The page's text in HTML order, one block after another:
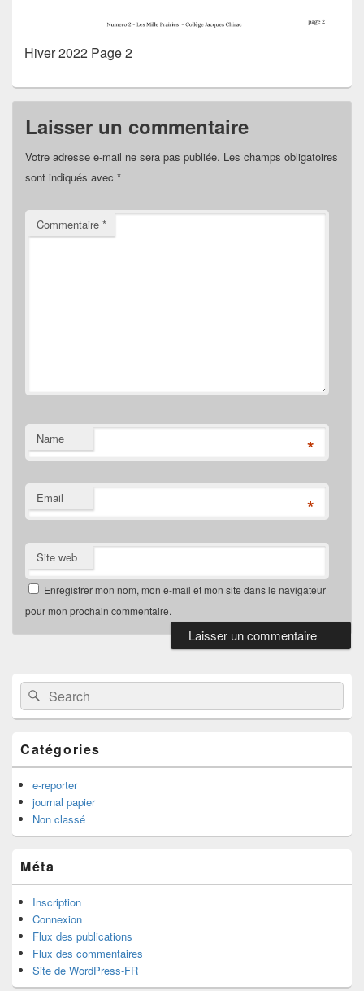
Hiver 2022 Page 2
Laisser un commentaire
Votre adresse e-mail ne sera pas publiée. Les champs obligatoires
sont indiqués avec *
Commentaire *
Name *
Email *
Site web
Enregistrer mon nom, mon e-mail et mon site dans le navigateur
pour mon prochain commentaire.
Widget
Area
Search
for:
Search
Catégories
e-reporter
journal papier
Non classé
Méta
Inscription
Connexion
Flux des publications
Flux des commentaires
Site de WordPress-FR